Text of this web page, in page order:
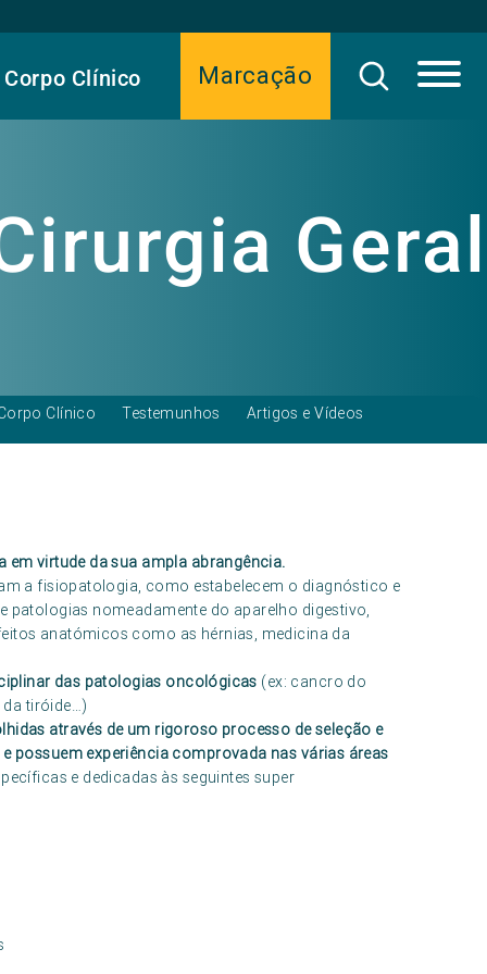
Marcação
Corpo Clínico
Geral
Clínico Testemunhos Artigos e Vídeos
em virtude da sua ampla abrangência.
a fisiopatologia, como estabelecem o diagnóstico e
nomeadamente do aparelho digestivo,
anatómicos como as hérnias, medicina da
das patologias oncológicas (ex: cancro do
tiróide…)
através de um rigoroso processo de seleção e
possuem experiência comprovada nas várias áreas
e dedicadas às seguintes super